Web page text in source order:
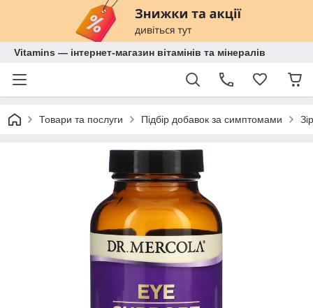
Vitamins — інтернет-магазин вітамінів та мінералів
Товари та послуги Підбір добавок за симптомами